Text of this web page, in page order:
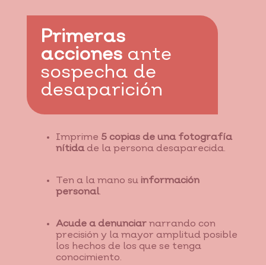
Primeras
accionesante
sospecha de
desaparición
Imprime 5 copias de una fotografía
nítidade la persona desaparecida.
Ten a la mano su información
personal.
Acude a denunciarnarrando con
precisión y la mayor amplitud posible
los hechos de los que se tenga
conocimiento.